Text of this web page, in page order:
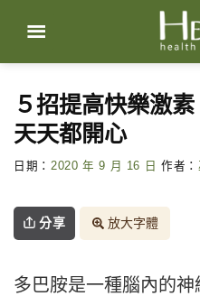
content
５招提高快樂激
天天都開心
日期： 2020 年 9 月 16 日 作者：
分享 放大字體
多巴胺是一種腦內的